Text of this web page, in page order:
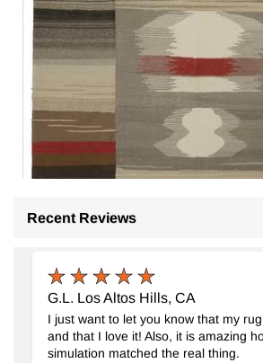
Yeni El Dokuma Kilim-
Recent Reviews
G.L. Los Altos Hills, CA
I just want to let you know that my
and that I love it! Also, it is amazing
simulation matched the real thing.